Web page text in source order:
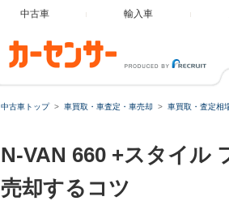
中古車 輸入車
中古車トップ 車買取・車査定・車売却 車買取・査定相
N-VAN 660 +スタイル
売却するコツ